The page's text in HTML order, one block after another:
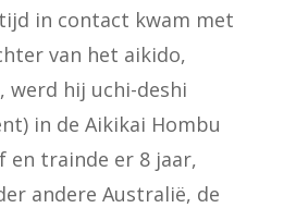
in contact kwam met
van het aikido,
werd hij uchi-deshi
in de Aikikai Hombu
en trainde er 8 jaar,
andere Australië, de